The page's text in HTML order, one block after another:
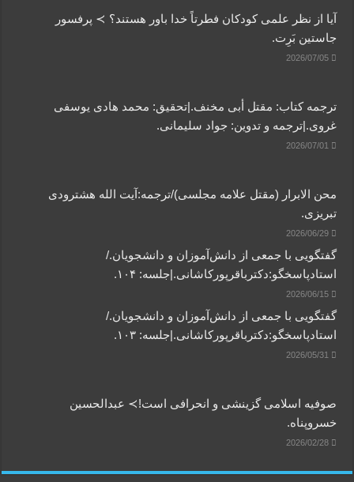
آیا از نظر علمی کودکان فطرتاً خدا باور هستند؟ ≻ پرفسور
جاستین بَرِت.
2026/07/05
ترجمه کتاب: مقتل أبی مخنف.|تحقیق: محمد هادی یوسفی
غروی.|ترجمه و تدوین: جواد سلیمانی.
2026/07/01
محن الابرار (مقتل علامه مجلسی)/ترجمه:آیت الله هشترودی
تبریزی.
2026/06/29
گفتگویی‌ با جمعی‌ از دانش‌آموزان‌ و دانشجویان./
استادپاسخگو:دکترباقر‌پورکاشانی.|جلسه: ۱۰۴.
2026/06/15
گفتگویی‌ با جمعی‌ از دانش‌آموزان‌ و دانشجویان./
استادپاسخگو:دکترباقر‌پورکاشانی.|جلسه: ۱۰۳.
2026/05/31
صوفیه اسلامی گزینشی و انحرافی است!≻ عبدالحسین
خسروپناه.
2026/02/28